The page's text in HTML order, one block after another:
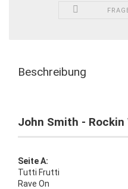
Beschreibung
John Smith -
Seite A:
Tutti Frutti
Rave On